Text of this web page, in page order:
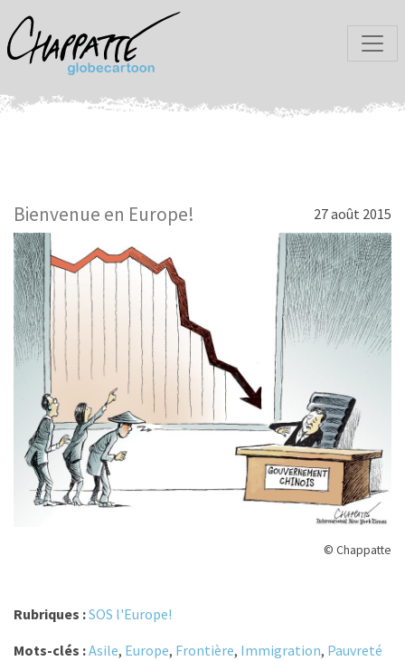
Bienvenue en Europe! 27 août 2015
© Chappatte
Rubriques :SOS l'Europe!
Mots-clés :Asile, Europe, Frontière, Immigration, Pauvreté